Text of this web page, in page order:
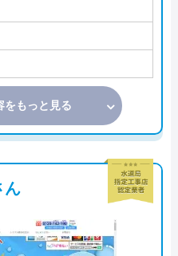
をもっと見る
ん